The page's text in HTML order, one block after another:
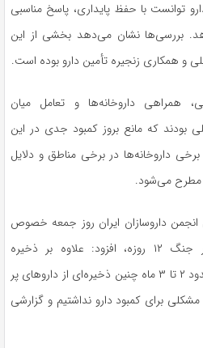
توانست با حفظ پایداری، پاسخ مناسبی
دهد. بررسی‌ها نشان می‌دهد بخشی از این
و همکاری زنجیره تأمین دارو بوده است.
همراهی داروخانه‌ها و تعامل میان
بودند که مانع بروز کمبود جدی در این
داروخانه‌ها در برخی مناطق و دلایل
مطرح می‌شود.
داروسازان ایران روز جمعه خصوص
وضعیت توزیع اقلام دارویی در جنگ ۱۲ روزه، افزود: علاوه بر ذخیره
استراتژیک دارو، داروخانه‌ها نیز حدود ۲ تا ۳ ماه چنین ذخیره‌ای از دارو‌های پر
برای کمبود دارو نداشتیم و گزارشی